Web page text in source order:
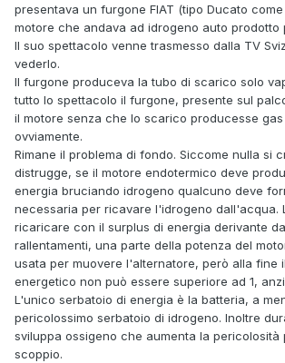
presentava un furgone FIAT (tipo Ducato
motore che andava ad idrogeno auto prodotto
Il suo spettacolo venne trasmesso dalla TV
vederlo.
Il furgone produceva la tubo di scarico solo
tutto lo spettacolo il furgone, presente sul
il motore senza che lo scarico producesse
ovviamente.
Rimane il problema di fondo. Siccome nulla si
distrugge, se il motore endotermico deve
energia bruciando idrogeno qualcuno deve
necessaria per ricavare l'idrogeno dall'acqua.
ricaricare con il surplus di energia derivante
rallentamenti, una parte della potenza del
usata per muovere l'alternatore, però alla fine
energetico non può essere superiore ad 1,
L'unico serbatoio di energia è la batteria, a
pericolossimo serbatoio di idrogeno. Inoltre
sviluppa ossigeno che aumenta la pericolosità
scoppio.